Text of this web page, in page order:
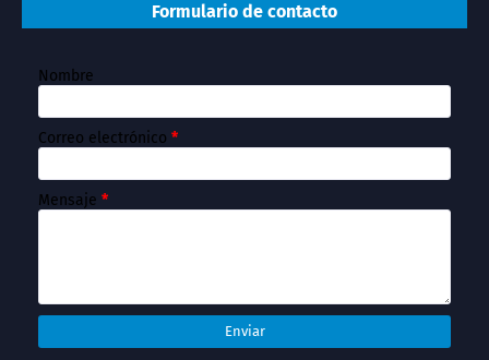
Formulario de contacto
Nombre
Correo electrónico *
Mensaje *